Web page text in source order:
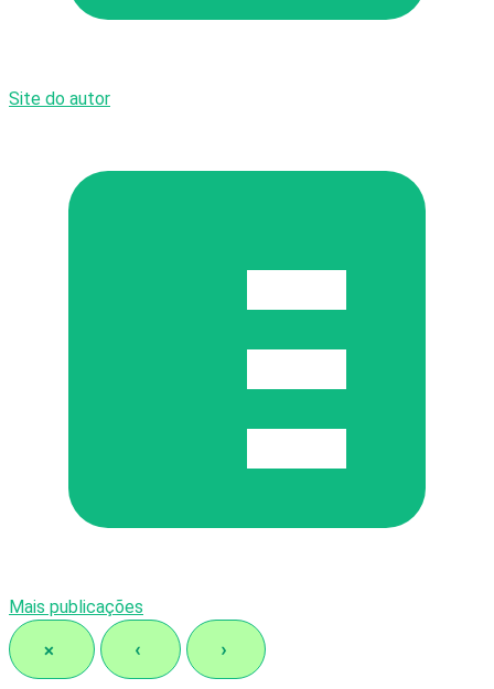
Site do autor
Mais publicações
× ‹ ›